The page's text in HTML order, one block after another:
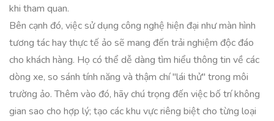
khi tham quan.
Bên cạnh đó, việc sử dụng công nghệ hiện đại như màn hình
tương tác hay thực tế ảo sẽ mang đến trải nghiệm độc đáo
cho khách hàng. Họ có thể dễ dàng tìm hiểu thông tin về các
dòng xe, so sánh tính năng và thậm chí "lái thử" trong môi
trường ảo. Thêm vào đó, hãy chú trọng đến việc bố trí không
gian sao cho hợp lý; tạo các khu vực riêng biệt cho từng loại